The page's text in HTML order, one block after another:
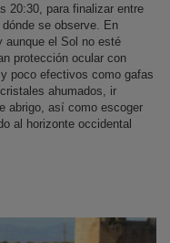
20:30, para finalizar entre
se observe. En
aunque el Sol no esté
protección ocular con
poco efectivos como gafas
ahumados, ir
abrigo, así como escoger
al horizonte occidental